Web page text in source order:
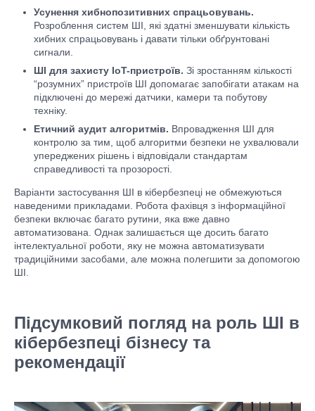
Усунення хибнопозитивних спрацьовувань.
Розроблення систем ШІ, які здатні зменшувати кількість
хибних спрацьовувань і давати тільки обґрунтовані
сигнали.
ШІ для захисту IoT-пристроїв. Зі зростанням кількості
“розумних” пристроїв ШІ допомагає запобігати атакам на
підключені до мережі датчики, камери та побутову
техніку.
Етичний аудит алгоритмів. Впровадження ШІ для
контролю за тим, щоб алгоритми безпеки не ухвалювали
упереджених рішень і відповідали стандартам
справедливості та прозорості.
Варіанти застосування ШІ в кібербезпеці не обмежуються
наведеними прикладами. Робота фахівця з інформаційної
безпеки включає багато рутини, яка вже давно
автоматизована. Однак залишається ще досить багато
інтелектуальної роботи, яку не можна автоматизувати
традиційними засобами, але можна полегшити за допомогою
ШІ.
Підсумковий погляд на роль ШІ в
кібербезпеці бізнесу та
рекомендації